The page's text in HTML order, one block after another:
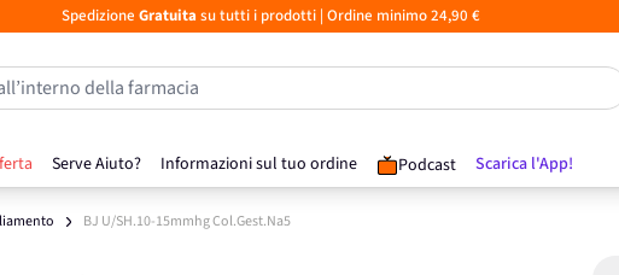
Spedizione Gratuita su tutti i prodotti| Ordine minimo 24,90 €
Serve Aiuto? Informazioni sul tuo ordine Podcast Scarica l'App!
della farmacia
BJ U/SH.10-15mmhg Col.Gest.Na5